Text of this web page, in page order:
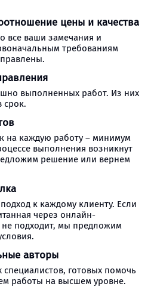
цены и качества
все ваши замечания и
требованиям
выполненных работ. Из них
срок.
на каждую работу – минимум
выполнения возникнут
решение или вернем
к каждому клиенту. Если
через онлайн-
не подходит, мы предложим
авторы
готовых помочь
работы на высшем уровне.